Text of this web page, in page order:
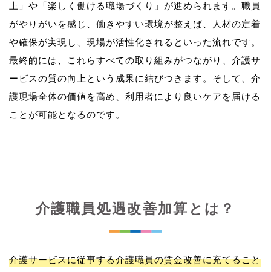
上」や「楽しく働ける職場づくり」が進められます。職員
がやりがいを感じ、働きやすい環境が整えば、人材の定着
や確保が実現し、現場が活性化されるといった流れです。
最終的には、これらすべての取り組みがつながり、介護サ
ービスの質の向上という成果に結びつきます。そして、介
護現場全体の価値を高め、利用者により良いケアを届ける
介護職員処遇改善加算とは？
介護サービスに従事する介護職員の賃金改善に充てること